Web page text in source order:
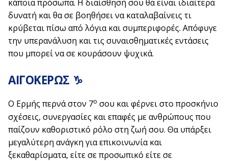
κάποια πρόσωπα. Η διαίσθησή σου θα είναι ιδιαίτερα
δυνατή και θα σε βοηθήσει να καταλαβαίνεις τι
κρύβεται πίσω από λόγια και συμπεριφορές. Απόφυγε
την υπερανάλυση και τις συναισθηματικές εντάσεις
που μπορεί να σε κουράσουν ψυχικά.
ΑΙΓΟΚΕΡΩΣ ♑
Ο Ερμής περνά στον 7ο σου και φέρνει στο προσκήνιο
σχέσεις, συνεργασίες και επαφές με ανθρώπους που
παίζουν καθοριστικό ρόλο στη ζωή σου. Θα υπάρξει
μεγαλύτερη ανάγκη για επικοινωνία και
ξεκαθαρίσματα, είτε σε προσωπικό είτε σε